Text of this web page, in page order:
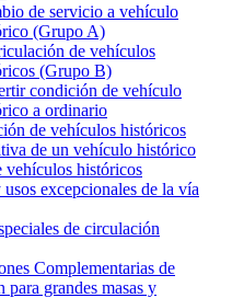
de servicio a vehículo
(Grupo A)
de vehículos
(Grupo B)
condición de vehículo
a ordinario
de vehículos históricos
de un vehículo histórico
vehículos históricos
excepcionales de la vía
de circulación
Complementarias de
para grandes masas y